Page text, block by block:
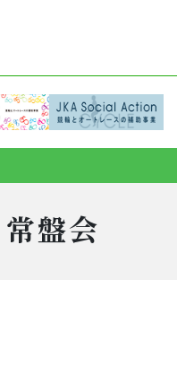
常盤会